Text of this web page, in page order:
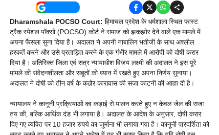
Dharamshala POCSO Court: हिमाचल प्रदेश के धर्मशाला स्थित फास्ट
ट्रैक स्पेशल पॉक्सो (POCSO) कोर्ट ने समाज को झकझोर देने वाले एक मामले में
अपना फैसला सुना दिया है। अदालत ने अपनी नाबालिग भतीजी के साथ अश्लील
हरकतें करने और उसे प्रताड़ित करने के एक गंभीर मामले में आरोपी को दोषी करार
दिया है। अतिरिक्त जिला एवं सत्र न्यायाधीश विजय लक्ष्मी की अदालत ने इस पूरे
मामले की संवेदनशीलता और सबूतों को ध्यान में रखते हुए अपना निर्णय सुनाया।
अदालत ने दोषी को तीन वर्ष के कठोर कारावास की सजा काटनी की आज्ञा दी है।
न्यायालय ने कानूनी प्रक्रियाओं का कड़ाई से पालन करते हुए न केवल जेल की सजा
तय की, बल्कि आर्थिक दंड भी लगाया है। अदालत के आदेश के अनुसार, दोषी करार
दिए गए व्यक्ति पर 10 हजार रुपये का जुर्माना भी लगाया गया है। कानूनी पारदर्शिता को